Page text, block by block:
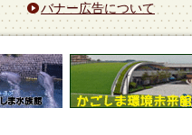
バナー広告について